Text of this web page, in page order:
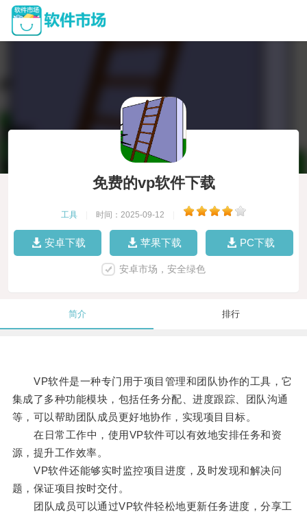
免费的vp软件下载
工具 时间：2025-09-12
安卓下载 苹果下载 PC下载
安卓市场，安全绿色
简介 排行
VP软件是一种专门用于项目管理和团队协作的工具，它
集成了多种功能模块，包括任务分配、进度跟踪、团队沟通
等，可以帮助团队成员更好地协作，实现项目目标。
在日常工作中，使用VP软件可以有效地安排任务和资
源，提升工作效率。
VP软件还能够实时监控项目进度，及时发现和解决问
题，保证项目按时交付。
团队成员可以通过VP软件轻松地更新任务进度，分享工